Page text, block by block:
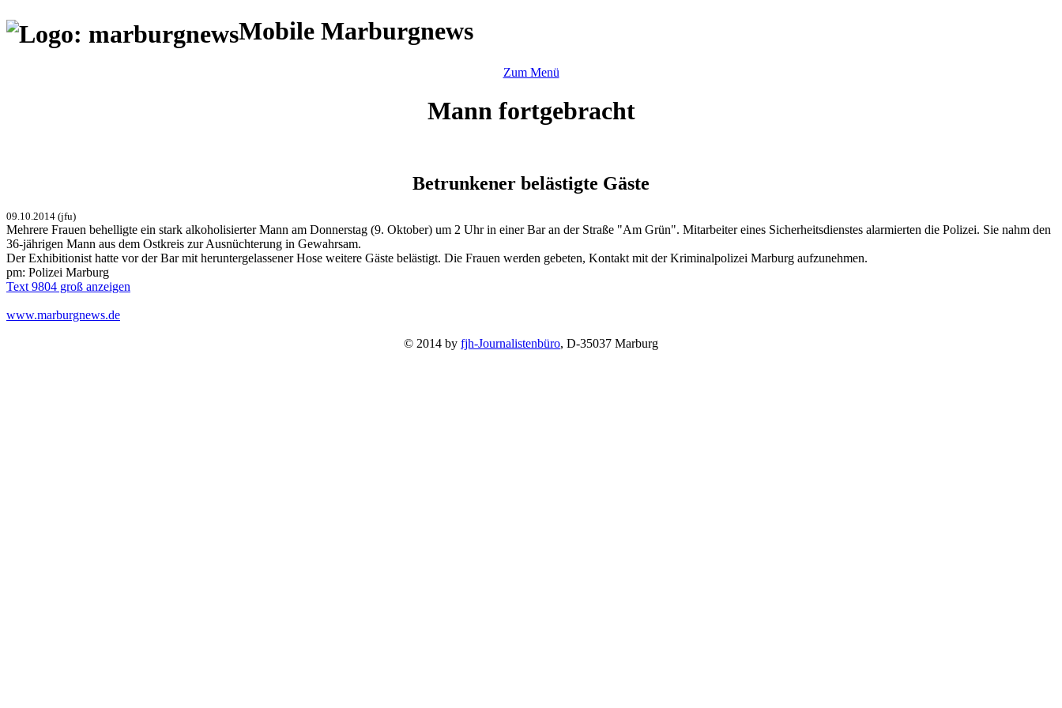
Mobile Marburgnews
Zum Menü
Mann fortgebracht
Betrunkener belästigte Gäste
09.10.2014 (jfu)
Mehrere Frauen behelligte ein stark alkoholisierter Mann am Donnerstag (9. Oktober) um 2 Uhr in einer Bar an der Straße "Am Grün". Mitarbeiter eines Sicherheitsdienstes alarmierten die Polizei. Sie nahm den
36-jährigen Mann aus dem Ostkreis zur Ausnüchterung in Gewahrsam.
Der Exhibitionist hatte vor der Bar mit heruntergelassener Hose weitere Gäste belästigt. Die Frauen werden gebeten, Kontakt mit der Kriminalpolizei Marburg aufzunehmen.
pm: Polizei Marburg
Text 9804 groß anzeigen
www.marburgnews.de
© 2014 by fjh-Journalistenbüro, D-35037 Marburg